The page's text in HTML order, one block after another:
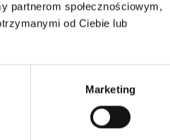
partnerom społecznościowym,
od Ciebie lub
Marketing